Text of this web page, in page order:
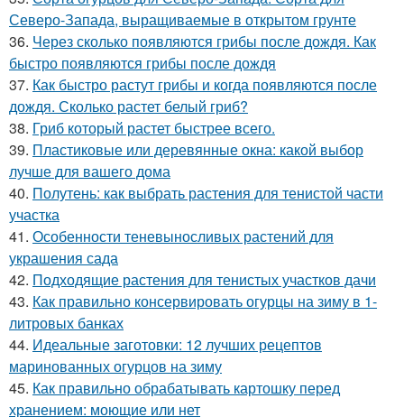
Северо-Запада, выращиваемые в открытом грунте
36. Через сколько появляются грибы после дождя. Как
быстро появляются грибы после дождя
37. Как быстро растут грибы и когда появляются после
дождя. Сколько растет белый гриб?
38. Гриб который растет быстрее всего.
39. Пластиковые или деревянные окна: какой выбор
лучше для вашего дома
40. Полутень: как выбрать растения для тенистой части
участка
41. Особенности теневыносливых растений для
украшения сада
42. Подходящие растения для тенистых участков дачи
43. Как правильно консервировать огурцы на зиму в 1-
литровых банках
44. Идеальные заготовки: 12 лучших рецептов
маринованных огурцов на зиму
45. Как правильно обрабатывать картошку перед
хранением: моющие или нет